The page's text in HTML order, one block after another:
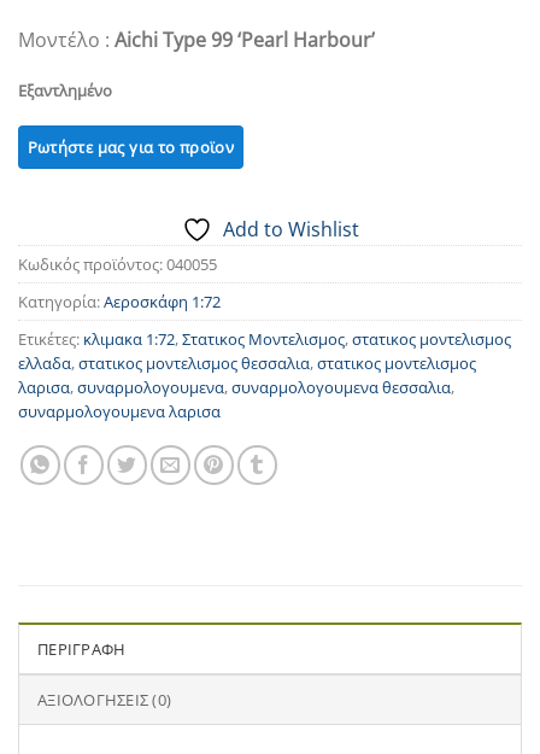
Μοντέλο : Aichi Type 99 ‘Pearl Harbour’
Εξαντλημένο
Add to Wishlist
Κωδικός προϊόντος:040055
Κατηγορία:Αεροσκάφη 1:72
Ετικέτες: κλιμακα 1:72,Στατικος Μοντελισμος,στατικος μοντελισμος
ελλαδα,στατικος μοντελισμος θεσσαλια,στατικος μοντελισμος
λαρισα,συναρμολογουμενα,συναρμολογουμενα θεσσαλια,
συναρμολογουμενα λαρισα
ΠΕΡΙΓΡΑΦΉ
ΑΞΙΟΛΟΓΉΣΕΙΣ (0)